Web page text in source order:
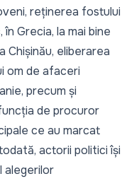
reținerea fostului
Grecia, la mai bine
Chișinău, eliberarea
om de afaceri
precum și
de procuror
ce au marcat
actorii politici își
alegerilor